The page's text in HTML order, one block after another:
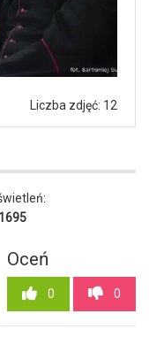
Liczba zdjęć: 12
1695
Oceń
0 0